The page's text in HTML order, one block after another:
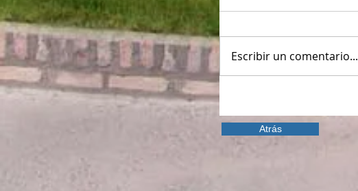
Escribir un comentario...
Atrás